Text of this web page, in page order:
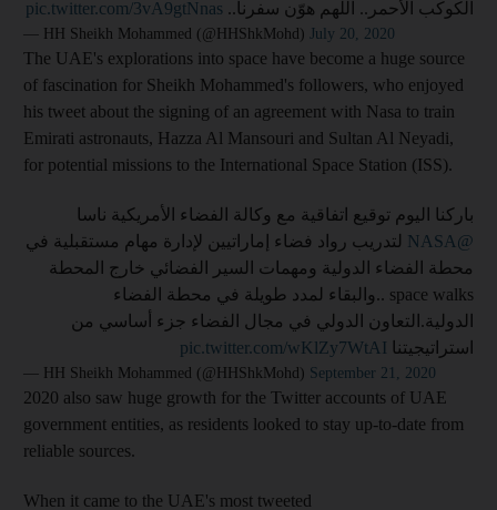
الكوكب الأحمر.. اللهم هوّن سفرنا.. pic.twitter.com/3vA9gtNnas
— HH Sheikh Mohammed (@HHShkMohd) July 20, 2020
The UAE's explorations into space have become a huge source
of fascination for Sheikh Mohammed's followers, who enjoyed
his tweet about the signing of an agreement with Nasa to train
Emirati astronauts, Hazza Al Mansouri and Sultan Al Neyadi,
for potential missions to the International Space Station (ISS).
باركنا اليوم توقيع اتفاقية مع وكالة الفضاء الأمريكية ناسا
@NASA
لتدريب رواد فضاء إماراتيين لإدارة مهام مستقبلية في
محطة الفضاء الدولية ومهمات السير الفضائي خارج المحطة
space walks ..والبقاء لمدد طويلة في محطة الفضاء
الدولية.التعاون الدولي في مجال الفضاء جزء أساسي من
استراتيجيتنا pic.twitter.com/wKlZy7WtAI
— HH Sheikh Mohammed (@HHShkMohd) September 21, 2020
2020 also saw huge growth for the Twitter accounts of UAE
government entities, as residents looked to stay up-to-date from
reliable sources.
When it came to the UAE's most tweeted